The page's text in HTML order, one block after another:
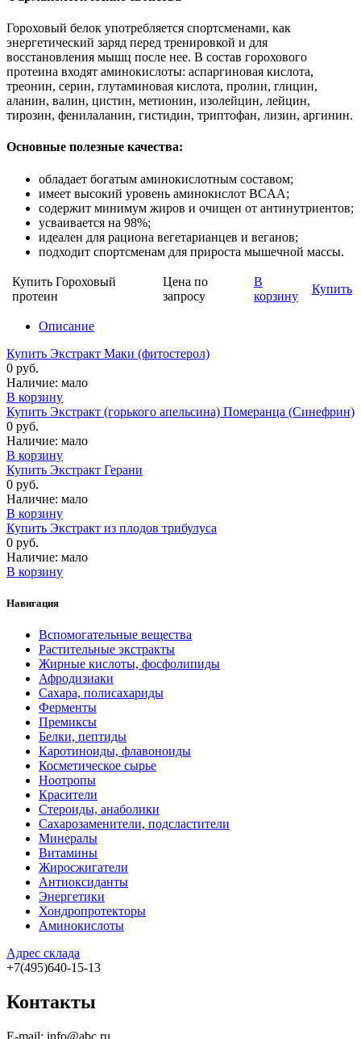
Гороховый белок употребляется спортсменами, как
энергетический заряд перед тренировкой и для
восстановления мышц после нее. В состав горохового
протеина входят аминокислоты: аспаргиновая кислота,
треонин, серин, глутаминовая кислота, пролин, глицин,
аланин, валин, цистин, метионин, изолейцин, лейцин,
тирозин, фенилаланин, гистидин, триптофан, лизин, аргинин.
Основные полезные качества:
обладает богатым аминокислотным составом;
имеет высокий уровень аминокислот BCAA;
содержит минимум жиров и очищен от антинутриентов;
усваивается на 98%;
идеален для рациона вегетарианцев и веганов;
подходит спортсменам для прироста мышечной массы.
Купить Гороховый
протеин
Цена по
запросу
В
корзину
Купить
Описание
Купить Экстракт Маки (фитостерол)
0 руб.
Наличие: мало
В корзину
Купить Экстракт (горького апельсина) Померанца (Синефрин)
0 руб.
Наличие: мало
В корзину
Купить Экстракт Герани
0 руб.
Наличие: мало
В корзину
Купить Экстракт из плодов трибулуса
0 руб.
Наличие: мало
В корзину
Навигация
Вспомогательные вещества
Растительные экстракты
Жирные кислоты, фосфолипиды
Афродизиаки
Сахара, полисахариды
Ферменты
Премиксы
Белки, пептиды
Каротиноиды, флавоноиды
Косметическое сырье
Ноотропы
Красители
Стероиды, анаболики
Сахарозаменители, подсластители
Минералы
Витамины
Жиросжигатели
Антиоксиданты
Энергетики
Хондропротекторы
Аминокислоты
Адрес склада
+7(495)640-15-13
Контакты
E-mail: info@abc.ru